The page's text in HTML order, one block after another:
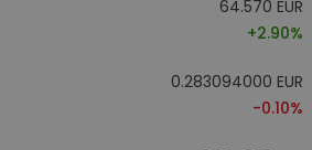
64.570 EUR
+2.90%
0.283094000 EUR
-0.10%